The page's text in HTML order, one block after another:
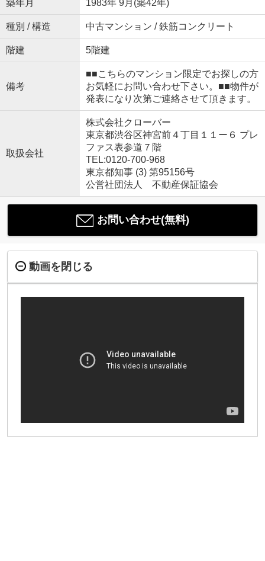
築年月 1983年 9月(築42年)
種別 / 構造 中古マンション / 鉄筋コンクリート
階建 5階建
備考
■■こちらのマンション限定でお探しの方
お気軽にお問い合わせ下さい。■■物件が
発表になり次第ご連絡させて頂きます。
取扱会社
株式会社クローバー
東京都渋谷区神宮前４丁目１１ー６ プレ
ファス表参道７階
TEL:0120-700-968
東京都知事 (3) 第95156号
公営社団法人 不動産保証協会
お問い合わせ(無料)
動画を閉じる